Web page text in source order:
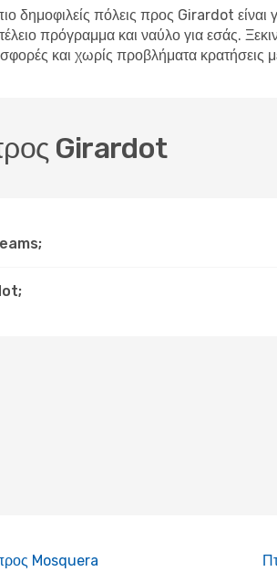
δημοφιλείς πόλεις προς Girardot
πρόγραμμα και ναύλο για εσάς.
και χωρίς προβλήματα
προς Girardot
Mosquera